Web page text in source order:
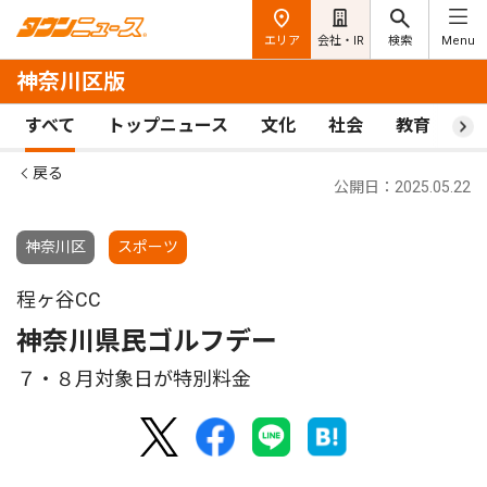
エリア 会社・IR 検索 Menu
神奈川区版
すべて トップニュース 文化 社会 教育 ス
戻る
神奈川区 スポーツ
公開日：2025.05.22
程ヶ谷CC
神奈川県民ゴルフデー
７・８月対象日が特別料金